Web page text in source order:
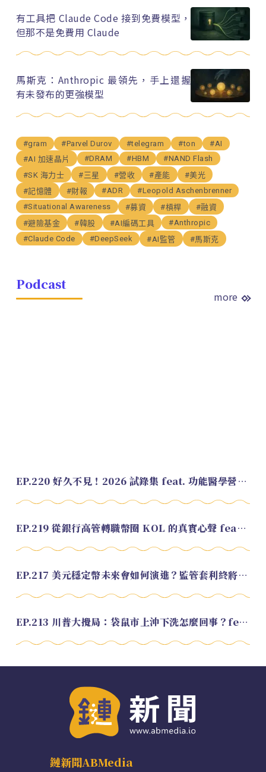
有工具把 Claude Code 接到免費模型，
但那不是免費用 Claude
馬斯克：Anthropic 最領先，手上還握
有未發布的更強模型
#gram #Parvel Durov #telegram #ton
#AI
#AI 加速晶片
#DRAM #HBM
#NAND Flash
#SK 海力士
#三星 #營收 #產能
#美光
#記憶體
#財報 #ADR
#Leopold Aschenbrenner
#Situational Awareness
#募資 #槓桿
#融資
#避險基金
#韓股 #AI編碼工具
#Anthropic
#Claude Code
#DeepSeek #AI監管 #馬斯克
Podcast
more
EP.220 好久不見！2026 試錄集 feat. 功能醫學營養師 美寶
EP.219 從銀行高管轉職幣圈 KOL 的真實心聲 feat.龜大
EP.217 美元穩定幣未來會如何演進？監管套利終將收斂？feat. 研究員 余哲安
EP.213 川普大攪局：袋鼠市上沖下洗怎麼回事？feat. Alvin
鏈新聞ABMedia